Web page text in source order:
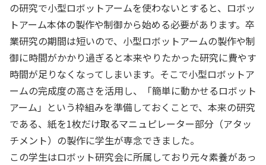
の研究で小型ロボットアームを使わないとすると、ロボッ
トアーム本体の製作や制御から始める必要があります。卒
業研究の期間は短いので、小型ロボットアームの製作や制
御に時間がかかり過ぎると本来やりたかった研究に費やす
時間が足りなくなってしまいます。そこで小型ロボットア
ームの完成度の高さを活用し、「簡単に動かせるロボット
アーム」という枠組みを準備しておくことで、本来の研究
である、紙を1枚だけ取るマニュピレーター部分（アタッ
チメント）の製作に学生が専念できました。
この学生はロボット研究会に所属しており元々素養があっ